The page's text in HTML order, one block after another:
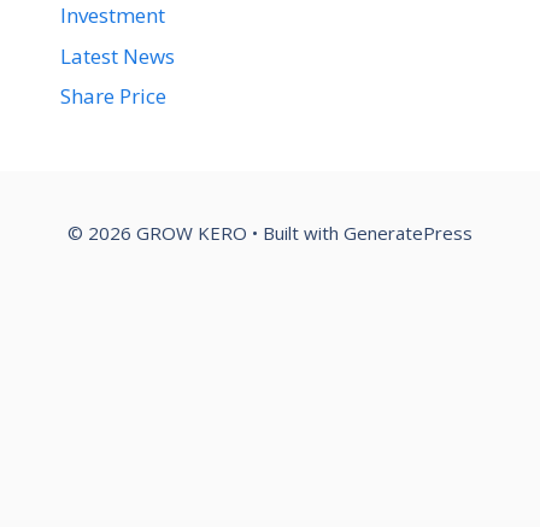
Investment
Latest News
Share Price
© 2026 GROW KERO • Built with GeneratePress